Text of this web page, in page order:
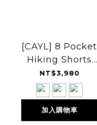
[CAYL] 8 Pocket
Hiking Shorts
26SS 8口袋健行短
褲
NT$3,980
加入購物車